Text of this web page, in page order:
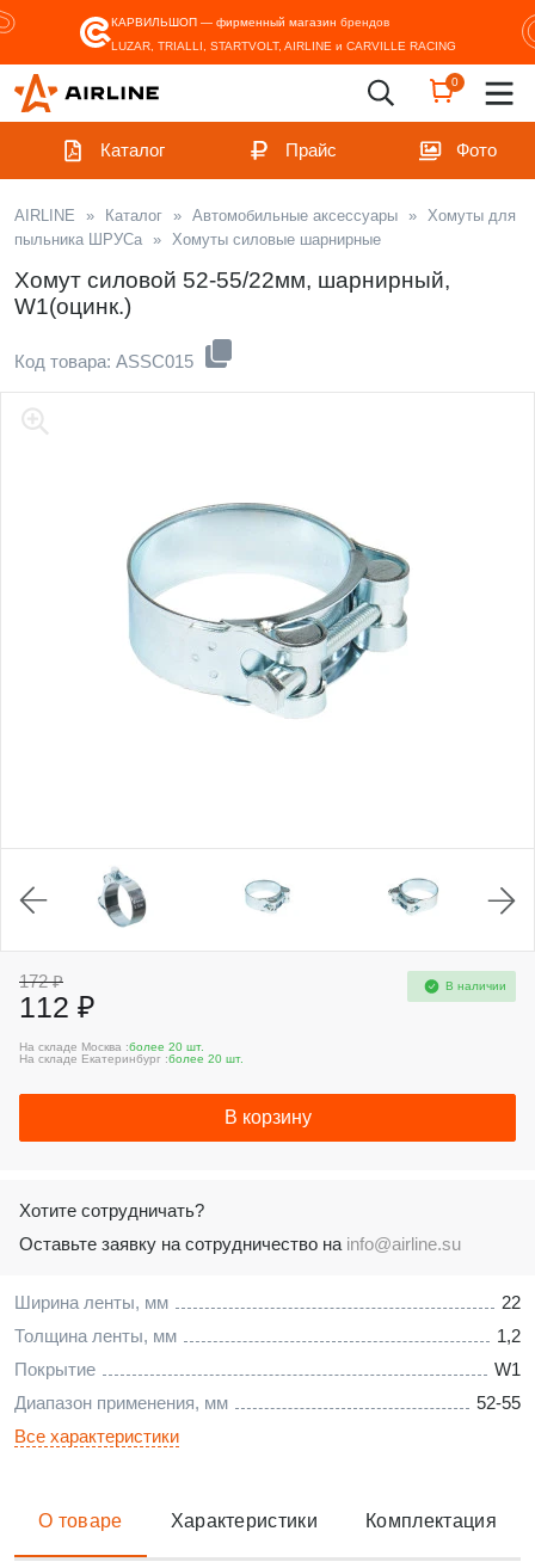
КАРВИЛЬШОП — фирменный магазин брендов
LUZAR, TRIALLI, STARTVOLT, AIRLINE и CARVILLE RACING
0
Каталог Прайс Фото
AIRLINE » Каталог » Автомобильные аксессуары » Хомуты для
пыльника ШРУСа » Хомуты силовые шарнирные
Хомут силовой 52-55/22мм, шарнирный,
W1(оцинк.)
Код товара: ASSC015
Ширина ленты, мм
22
Толщина ленты, мм
1,2
Покрытие
W1
Диапазон применения, мм
52-55
Все характеристики
172 ₽
112 ₽
В наличии
На складе Москва :более 20 шт.
На складе Екатеринбург :более 20 шт.
В корзину
Хотите сотрудничать?
Оставьте заявку на сотрудничество на info@airline.su
О товаре Характеристики Комплектация